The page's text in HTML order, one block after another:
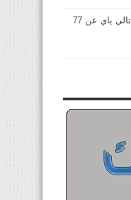
وفاة الممثلة الفرنسية ناتالي باي عن 77